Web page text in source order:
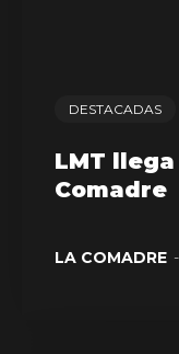
DESTACADAS
LMT
Comadre
LA COMADRE -